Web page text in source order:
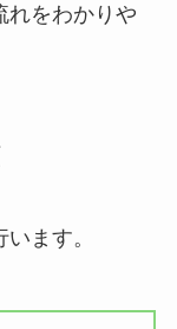
れをわかりや
ます。